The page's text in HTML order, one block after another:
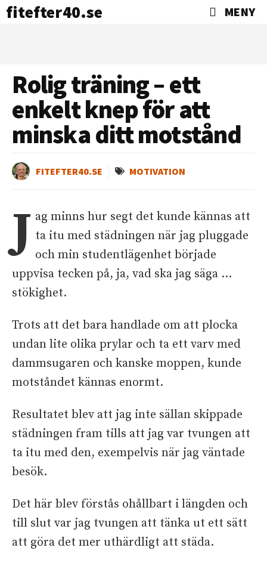
fitefter40.se MENY
Rolig träning – ett
enkelt knep för att
minska ditt motstånd
FITEFTER40.SE MOTIVATION
J ag minns hur segt det kunde kännas att
ta itu med städningen när jag pluggade
och min studentlägenhet började
uppvisa tecken på, ja, vad ska jag säga …
stökighet.
Trots att det bara handlade om att plocka
undan lite olika prylar och ta ett varv med
dammsugaren och kanske moppen, kunde
motståndet kännas enormt.
Resultatet blev att jag inte sällan skippade
städningen fram tills att jag var tvungen att
ta itu med den, exempelvis när jag väntade
besök.
Det här blev förstås ohållbart i längden och
till slut var jag tvungen att tänka ut ett sätt
att göra det mer uthärdligt att städa.